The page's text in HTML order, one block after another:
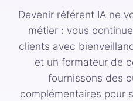
Devenir référent IA ne
métier : vous
clients avec
et un formateur de
fournissons des
complémentaires pour